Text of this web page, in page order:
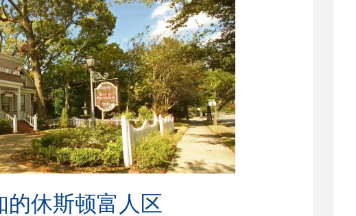
的休斯顿富人区